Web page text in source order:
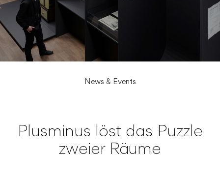
News & Events
Plusminus löst das Puzzle
zweier Räume